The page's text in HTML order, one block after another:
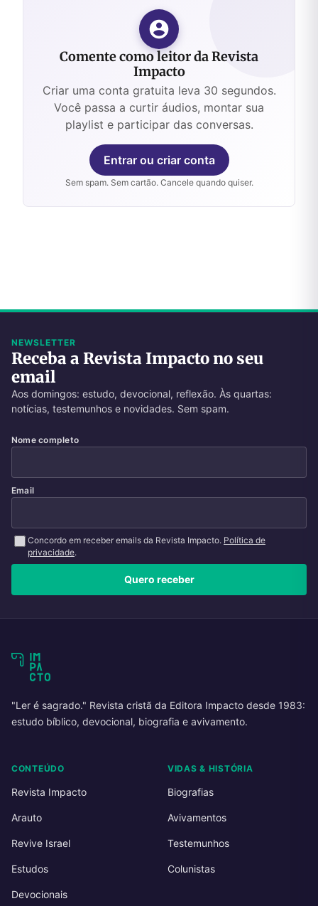
Comente como leitor da Revista
Impacto
Criar uma conta gratuita leva 30 segundos.
Você passa a curtir áudios, montar sua
playlist e participar das conversas.
Entrar ou criar conta
Sem spam. Sem cartão. Cancele quando quiser.
NEWSLETTER
Receba a Revista Impacto no seu
email
Aos domingos: estudo, devocional, reflexão. Às quartas:
notícias, testemunhos e novidades. Sem spam.
Nome completo
Email
Concordo em receber emails da Revista Impacto. Política de
privacidade.
Quero receber
"Ler é sagrado." Revista cristã da Editora Impacto desde 1983:
estudo bíblico, devocional, biografia e avivamento.
CONTEÚDO
Revista Impacto
Arauto
Revive Israel
Estudos
Devocionais
VIDAS & HISTÓRIA
Biografias
Avivamentos
Testemunhos
Colunistas